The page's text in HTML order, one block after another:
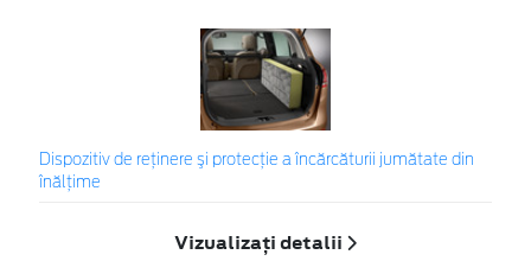
Dispozitiv de reţinere şi protecţie a încărcăturii jumătate din
înălţime
Vizualizați detalii